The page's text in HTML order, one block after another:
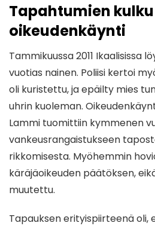
Tapahtumien
oikeudenkäynti
Tammikuussa 2011 Ikaalisissa
vuotias nainen. Poliisi kertoi
oli kuristettu, ja epäilty mies
uhrin kuoleman.
Lammi tuomittiin kymmenen
vankeusrangaistukseen
rikkomisesta. Myöhemmin
käräjäoikeuden päätöksen,
muutettu.
Tapauksen erityispiirteenä oli,